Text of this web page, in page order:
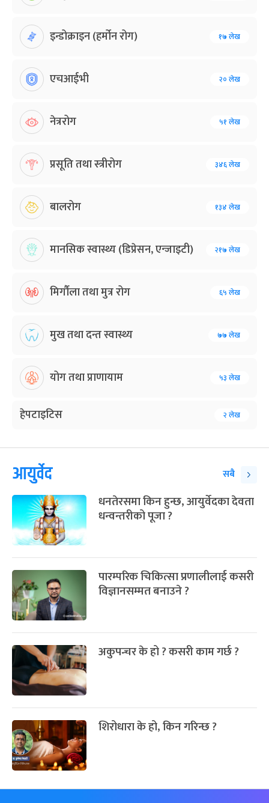
इन्डोक्राइन (हर्मोन रोग) १७ लेख
एचआईभी २० लेख
नेत्ररोग ५१ लेख
प्रसूति तथा स्त्रीरोग ३४६ लेख
बालरोग १३४ लेख
मानसिक स्वास्थ्य (डिप्रेसन, एन्जाइटी) २१७ लेख
मिर्गौला तथा मुत्र रोग ६५ लेख
मुख तथा दन्त स्वास्थ्य ७७ लेख
योग तथा प्राणायाम ५३ लेख
हेपटाइटिस २ लेख
आयुर्वेद सबै
धनतेरसमा किन हुन्छ, आयुर्वेदका देवता
धन्वन्तरीको पूजा ?
पारम्परिक चिकित्सा प्रणालीलाई कसरी
विज्ञानसम्मत बनाउने ?
अकुपन्चर के हो ? कसरी काम गर्छ ?
शिरोधारा के हो, किन गरिन्छ ?